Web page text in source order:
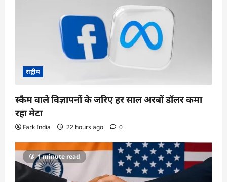
राष्ट्रीय
स्कैम वाले विज्ञापनों के जरिए हर साल अरबों डॉलर कमा
रहा मेटा
Fark India 22 hours ago 0
1 minute read